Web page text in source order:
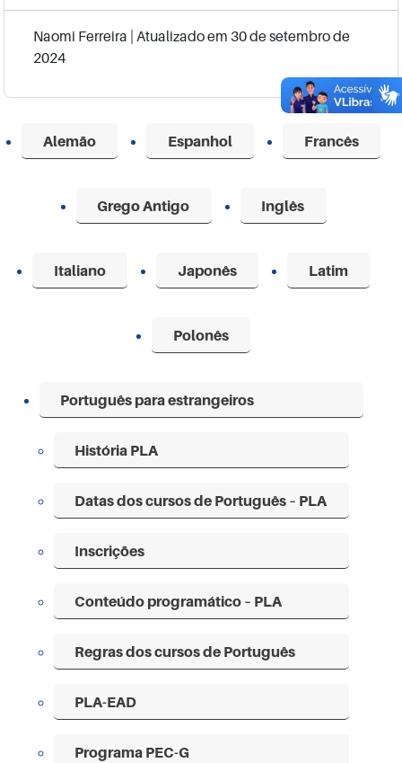
Alemão Espanhol Francês
Grego Antigo Inglês
Italiano Japonês Latim
Polonês
Português para estrangeiros
História PLA
Datas dos cursos de Português – PLA
Inscrições
Conteúdo programático – PLA
Regras dos cursos de Português
PLA-EAD
Programa PEC-G
Naomi Ferreira | Atualizado em 30 de setembro de
2024